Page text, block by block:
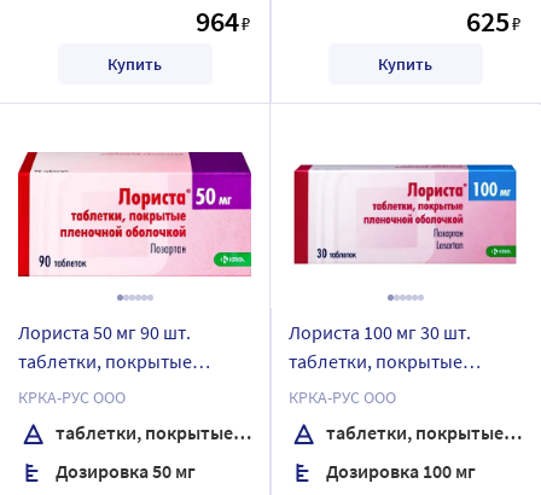
964₽
Купить
625₽
Купить
Лориста 50 мг 90 шт.
таблетки, покрытые
пленочной оболочкой
КРКА-РУС ООО
таблетки, покрытые пленочной оболочкой
Дозировка 50 мг
Лориста 100 мг 30 шт.
таблетки, покрытые
пленочной оболочкой
КРКА-РУС ООО
таблетки, покрытые пленочной оболочкой
Дозировка 100 мг